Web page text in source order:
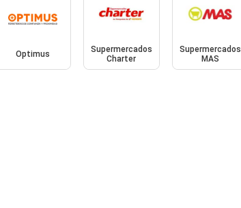
Optimus
Supermercados
Charter
Supermercados
MAS